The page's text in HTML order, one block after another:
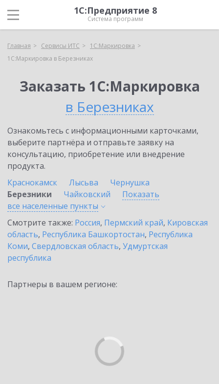
1С:Предприятие 8
Система программ
Главная Сервисы ИТС
1С:Маркировка
1С:Маркировка в Березниках
Заказать 1С:Маркировка
в Березниках
Ознакомьтесь с информационными карточками,
выберите партнёра и отправьте заявку на
консультацию, приобретение или внедрение
продукта.
Краснокамск
Лысьва
Чернушка
Березники
Чайковский
Показать
все населенные пункты
Смотрите также: Россия, Пермский край, Кировская
область, Республика Башкортостан, Республика
Коми, Свердловская область, Удмуртская
республика
Партнеры в вашем регионе: